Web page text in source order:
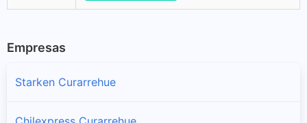
Empresas
Starken Curarrehue